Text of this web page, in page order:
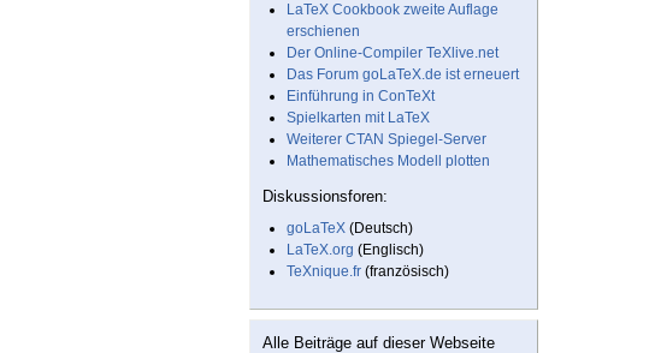
LaTeX Cookbook zweite Auflage
erschienen
Der Online-Compiler TeXlive.net
Das Forum goLaTeX.de ist erneuert
Einführung in ConTeXt
Spielkarten mit LaTeX
Weiterer CTAN Spiegel-Server
Mathematisches Modell plotten
Diskussionsforen:
goLaTeX (Deutsch)
LaTeX.org (Englisch)
TeXnique.fr (französisch)
Alle Beiträge auf dieser Webseite